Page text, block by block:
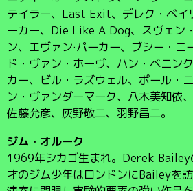
テイラー、Last Exit、デレク・ベイ
ーカー、Die Like A Dog、スヴェン
ン、エヴァン·パーカー、ブシー・ニ
ド・ヴァン・ホーヴ、ハン・ベニン
カー、ビル・ラズウェル、ポール・
ン・ヴァンダーマーク、八木美知依
佐藤允彦、灰野敬二、羽野昌二。
ジム・オルーク
1969年シカゴ生まれ。Derek Bailey
才のジム少年はロンドンにBaileyを